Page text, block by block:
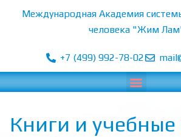
Перейти
Международная Академия
человека "Жим
+7 (499) 992-78-02
Menu
Книги и учебные